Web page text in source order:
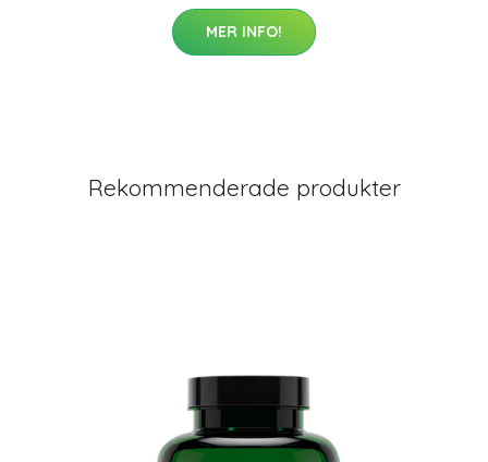
MER INFO!
Rekommenderade produkter